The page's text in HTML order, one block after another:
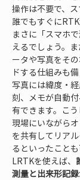
操作は不要で、
誰でもすぐに
まさに「スマホ
えるでしょう。
ータや写真をそ
ドする仕組みも
写真には緯度・
刻、メモが自動
有できます。こう
現場にいながら
を共有してリア
るといったこと
LRTKを使えば、
測量と出来形記